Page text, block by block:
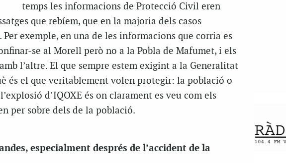
temps les informacions de Protecció Civil eren
que rebíem, que en la majoria dels casos
exemple, en una de les informacions que corria es
se al Morell però no a la Pobla de Mafumet, i els
l’altre. El que sempre estem exigint a la Generalitat
és el que veritablement volen protegir: la població o
d’IQOXE és on clarament es veu com els
per sobre dels de la població.
especialment després de l’accident de la